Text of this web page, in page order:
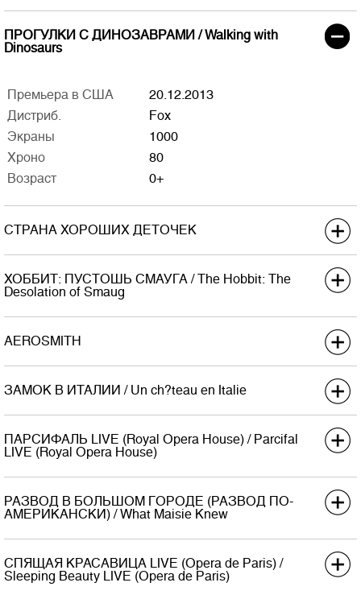
Войти
ТВ РФ 4+
ТВ Мск 4+
График релизов
ПРОГУЛКИ С ДИНОЗАВРАМИ / Walking with
Dinosaurs
Премьера в США
20.12.2013
Дистриб.
Fox
Экраны
1000
Хроно
80
Возраст
0+
СТРАНА ХОРОШИХ ДЕТОЧЕК
Премьера в США
Дистриб.
Вольга
Возраст
ХОББИТ: ПУСТОШЬ СМАУГА / The Hobbit: The
Desolation of Smaug
Премьера в США
Дистриб.
Экраны
2000
Хроно
170
AEROSMITH
Премьера в США
Дистриб.
Невафильм Emotion
Экраны
огр.
Хроно
Возраст
-
ЗАМОК В ИТАЛИИ / Un ch?teau en Italie
Премьера в США
Дистриб.
ПРОвзгляд
Экраны
50
Возраст
-
ПАРСИФАЛЬ LIVE (Royal Opera House) / Parcifal
LIVE (Royal Opera House)
Премьера в США
Дистриб.
Невафильм Emotion
Возраст
-
РАЗВОД В БОЛЬШОМ ГОРОДЕ (РАЗВОД ПО-
АМЕРИКАНСКИ) / What Maisie Knew
Премьера в США
Дистриб.
Кино без границ
Экраны
огр.
СПЯЩАЯ КРАСАВИЦА LIVE (Opera de Paris) /
Sleeping Beauty LIVE (Opera de Paris)